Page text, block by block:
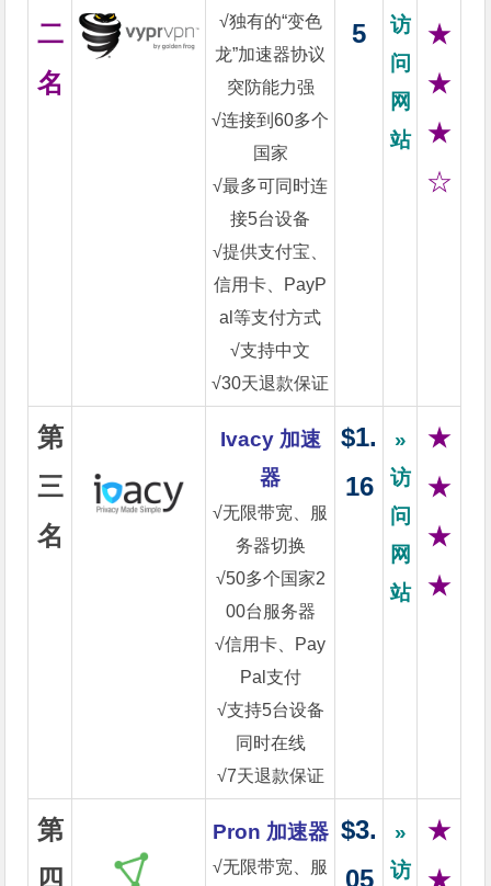
二
名
√独有的“变色
龙”加速器协议
突防能力强
√连接到60多个
国家
√最多可同时连
接5台设备
√提供支付宝、
信用卡、PayP
al等支付方式
√支持中文
√30天退款保证
5
访
问
网
站
★
★
★
☆
第
三
名
Ivacy 加速
器
√无限带宽、服
务器切换
√50多个国家2
00台服务器
√信用卡、Pay
Pal支付
√支持5台设备
同时在线
√7天退款保证
$1.
16
»
访
问
网
站
★
★
★
★
第
四
Pron 加速器
√无限带宽、服
$3.
05
»
访
★
★